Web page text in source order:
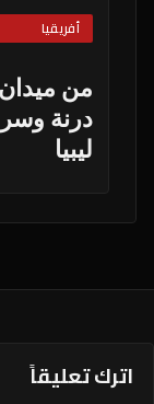
أفريقيا
من
درنة
ليبيا
اترك تعليقاً